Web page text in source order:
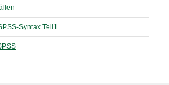
Syntax Teil1